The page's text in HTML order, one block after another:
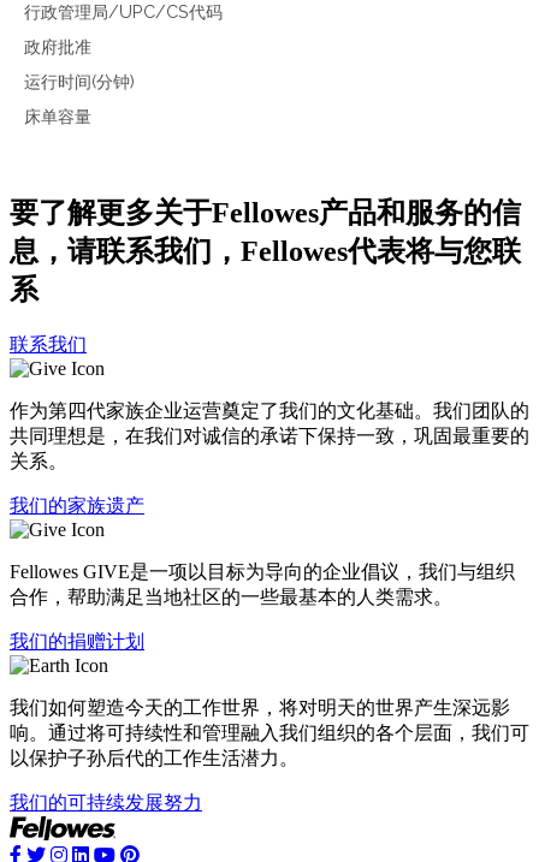
行政管理局/UPC/CS代码
政府批准
运行时间(分钟)
床单容量
要了解更多关于Fellowes产品和服务的信
息，请联系我们，Fellowes代表将与您联
系
联系我们
作为第四代家族企业运营奠定了我们的文化基础。我们团队的
共同理想是，在我们对诚信的承诺下保持一致，巩固最重要的
关系。
我们的家族遗产
Fellowes GIVE是一项以目标为导向的企业倡议，我们与组织
合作，帮助满足当地社区的一些最基本的人类需求。
我们的捐赠计划
我们如何塑造今天的工作世界，将对明天的世界产生深远影
响。通过将可持续性和管理融入我们组织的各个层面，我们可
以保护子孙后代的工作生活潜力。
我们的可持续发展努力